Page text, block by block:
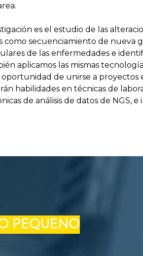
es el estudio de las
como secuenciamiento de nueva
de las enfermedades e
aplicamos las mismas
de unirse a proyectos
habilidades en técnicas de
de análisis de datos de NGS,
PEQUENO